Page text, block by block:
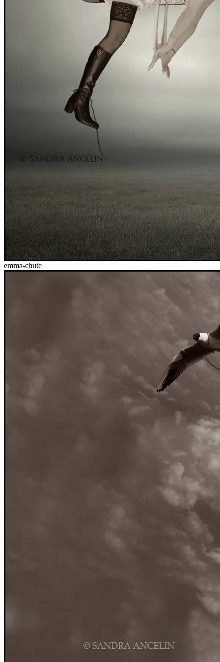
emma-chute